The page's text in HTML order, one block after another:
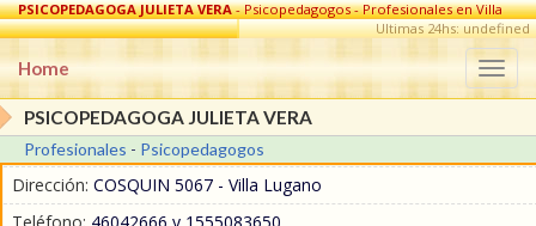
PSICOPEDAGOGA JULIETA VERA- Psicopedagogos - Profesionales en Villa
Lugano
Ultimas 24hs: undefined
Home
PSICOPEDAGOGA JULIETA VERA
Profesionales - Psicopedagogos
Dirección: COSQUIN 5067 - Villa Lugano